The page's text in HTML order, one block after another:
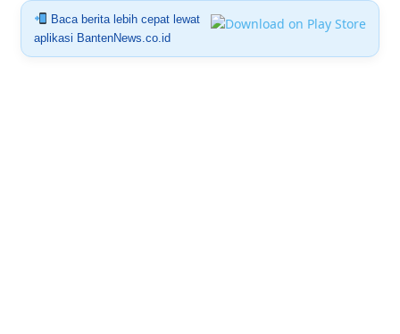
Baca berita lebih cepat lewat
aplikasi BantenNews.co.id